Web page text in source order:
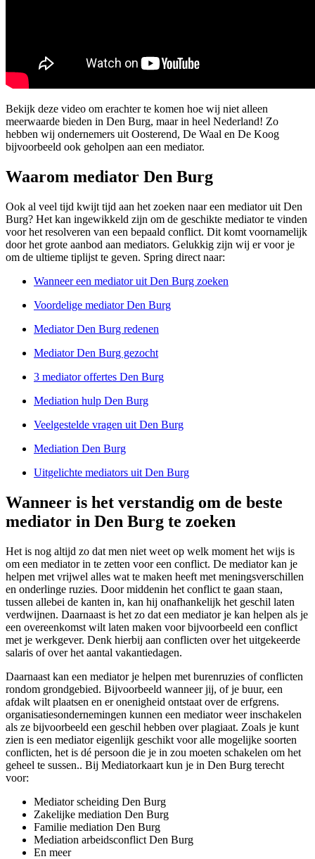
Bekijk deze video om erachter te komen hoe wij niet alleen
meerwaarde bieden in Den Burg, maar in heel Nederland! Zo
hebben wij ondernemers uit Oosterend, De Waal en De Koog
bijvoorbeeld ook geholpen aan een mediator.
Waarom mediator Den Burg
Ook al veel tijd kwijt tijd aan het zoeken naar een mediator uit Den
Burg? Het kan ingewikkeld zijn om de geschikte mediator te vinden
voor het resolveren van een bepaald conflict. Dit komt voornamelijk
door het grote aanbod aan mediators. Gelukkig zijn wij er voor je
om de ultieme tiplijst te geven. Spring direct naar:
Wanneer een mediator uit Den Burg zoeken
Voordelige mediator Den Burg
Mediator Den Burg redenen
Mediator Den Burg gezocht
3 mediator offertes Den Burg
Mediation hulp Den Burg
Veelgestelde vragen uit Den Burg
Mediation Den Burg
Uitgelichte mediators uit Den Burg
Wanneer is het verstandig om de beste
mediator in Den Burg te zoeken
Het is nog altijd zo dat men niet weet op welk moment het wijs is
om een mediator in te zetten voor een conflict. De mediator kan je
helpen met vrijwel alles wat te maken heeft met meningsverschillen
en onderlinge ruzies. Door middenin het conflict te gaan staan,
tussen allebei de kanten in, kan hij onafhankelijk het geschil laten
verdwijnen. Daarnaast is het zo dat een mediator je kan helpen als je
een overeenkomst wilt laten maken voor bijvoorbeeld een conflict
met je werkgever. Denk hierbij aan conflicten over het uitgekeerde
salaris of over het aantal vakantiedagen.
Daarnaast kan een mediator je helpen met burenruzies of conflicten
rondom grondgebied. Bijvoorbeeld wanneer jij, of je buur, een
afdak wilt plaatsen en er onenigheid ontstaat over de erfgrens.
organisatiesondernemingen kunnen een mediator weer inschakelen
als ze bijvoorbeeld een geschil hebben over plagiaat. Zoals je kunt
zien is een mediator eigenlijk geschikt voor alle mogelijke soorten
conflicten, het is dé persoon die je in zou moeten schakelen om het
geheel te sussen.. Bij Mediatorkaart kun je in Den Burg terecht
voor:
Mediator scheiding Den Burg
Zakelijke mediation Den Burg
Familie mediation Den Burg
Mediation arbeidsconflict Den Burg
En meer